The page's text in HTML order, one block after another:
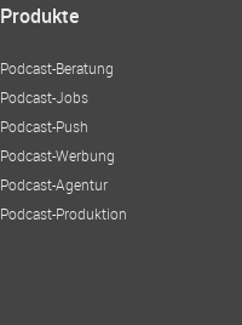
Produkte
Podcast-Beratung
Podcast-Jobs
Podcast-Push
Podcast-Werbung
Podcast-Agentur
Podcast-Produktion